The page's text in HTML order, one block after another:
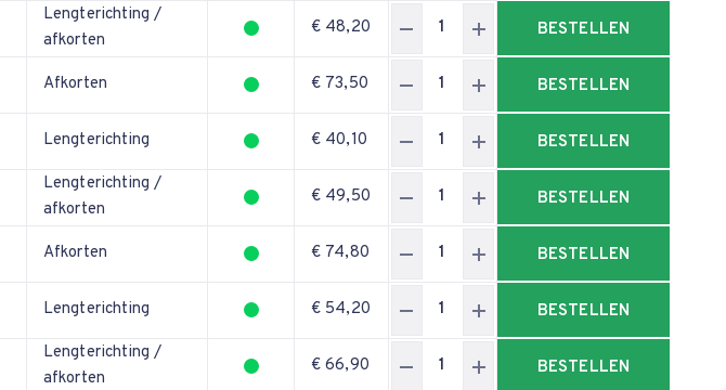
Lengterichting /
afkorten
€ 48,20 BESTELLEN
Afkorten € 73,50 BESTELLEN
Lengterichting € 40,10 BESTELLEN
Lengterichting /
afkorten
€ 49,50 BESTELLEN
Afkorten € 74,80 BESTELLEN
Lengterichting € 54,20 BESTELLEN
Lengterichting /
afkorten
€ 66,90 BESTELLEN